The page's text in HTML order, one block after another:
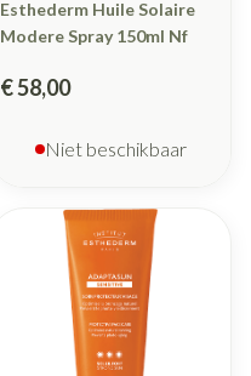
Esthederm Huile Solaire
Modere Spray 150ml Nf
€ 58,00
Niet beschikbaar